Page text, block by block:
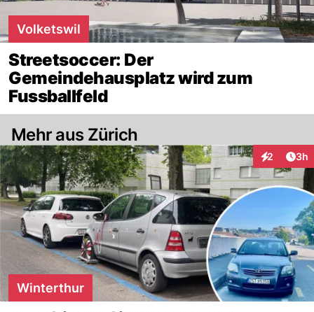
Volketswil
Streetsoccer: Der
Gemeindehausplatz wird zum
Fussballfeld
Mehr aus Zürich
2 3h
Winterthur